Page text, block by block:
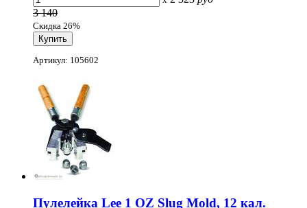
3 140
Скидка 26%
Артикул: 105602
Пулелейка Lee 1 OZ Slug Mold, 12 кал.